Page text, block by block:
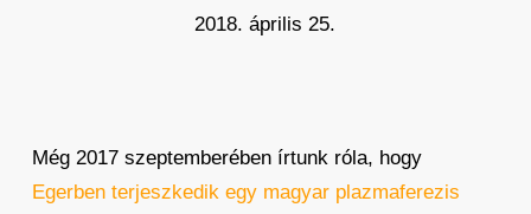
2018. április 25.
Még 2017 szeptemberében írtunk róla, hogy
Egerben terjeszkedik egy magyar plazmaferezis